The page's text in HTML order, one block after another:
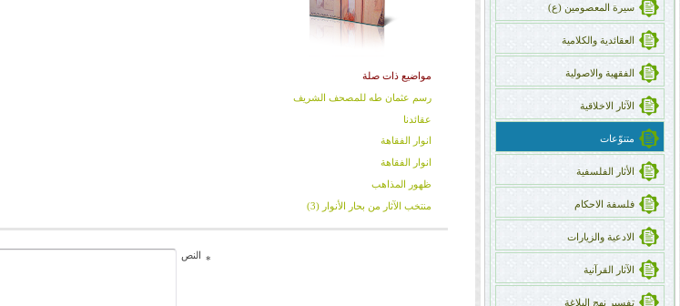
سیرة المعصومین (ع)
العقائدیة والکلامیة
الفقهیة والاصولیة
الآثار الاخلاقیة
متنوّعات
الأثار الفلسفیة
فلسفة الاحکام
الادعیة والزیارات
الآثار القرآنیة
تفسیر نهج البلاغة
مواضيع ذات صلة
رسم عثمان طه للمصحف الشريف
عقائدنا
انوار الفقاهة
انوار الفقاهة
ظهور المذاهب
منتخب الآثار من بحار الأنوار (3)
* النص